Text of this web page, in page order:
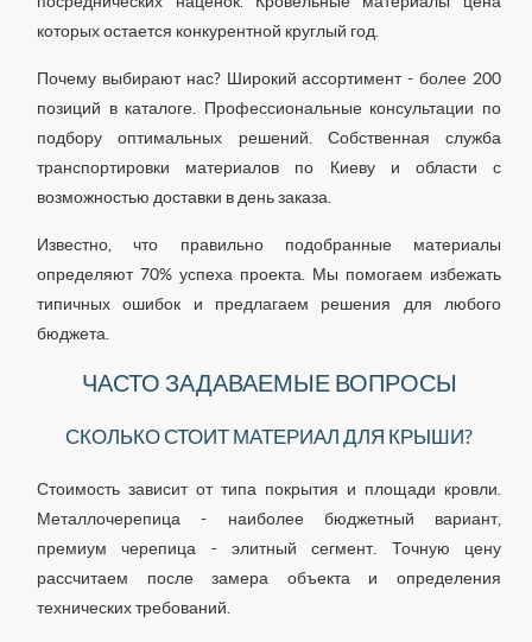
которых остается конкурентной круглый год.
Почему выбирают нас? Широкий ассортимент - более 200
позиций в каталоге. Профессиональные консультации по
подбору оптимальных решений. Собственная служба
транспортировки материалов по Киеву и области с
возможностью доставки в день заказа.
Известно, что правильно подобранные материалы
определяют 70% успеха проекта. Мы помогаем избежать
типичных ошибок и предлагаем решения для любого
бюджета.
ЧАСТО ЗАДАВАЕМЫЕ ВОПРОСЫ
СКОЛЬКО СТОИТ МАТЕРИАЛ ДЛЯ КРЫШИ?
Стоимость зависит от типа покрытия и площади кровли.
Металлочерепица - наиболее бюджетный вариант,
премиум черепица - элитный сегмент. Точную цену
рассчитаем после замера объекта и определения
технических требований.